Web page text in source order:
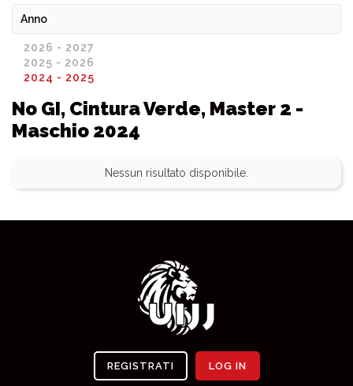
Anno
2026 - 2027
2025 - 2026
2024 - 2025
No GI, Cintura Verde, Master 2 -
Maschio 2024
Nessun risultato disponibile.
REGISTRATI LOG IN